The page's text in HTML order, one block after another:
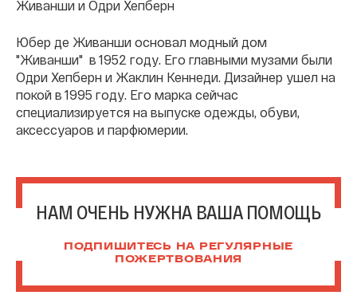
Живанши и Одри Хепберн
Юбер де Живанши основал модный дом
"Живанши" в 1952 году. Его главными музами были
Одри Хепберн и Жаклин Кеннеди. Дизайнер ушел на
покой в 1995 году. Его марка сейчас
специализируется на выпуске одежды, обуви,
аксессуаров и парфюмерии.
НАМ ОЧЕНЬ НУЖНА ВАША ПОМОЩЬ
ПОДПИШИТЕСЬ НА РЕГУЛЯРНЫЕ
ПОЖЕРТВОВАНИЯ